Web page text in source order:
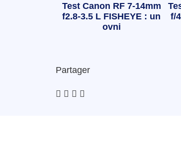
Test Canon RF 7-14mm
f2.8-3.5 L FISHEYE : un
ovni
f/
Partager